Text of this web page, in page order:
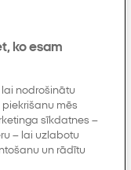
ko esam
nodrošinātu
mēs
sīkdatnes –
– lai uzlabotu
un rādītu